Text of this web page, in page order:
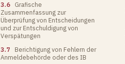
3.6
Grafische
Zusammenfassung zur
Überprüfung von Entscheidungen
und zur Entschuldigung von
Verspätungen
3.7
Berichtigung von Fehlern der
Anmeldebehörde oder des IB